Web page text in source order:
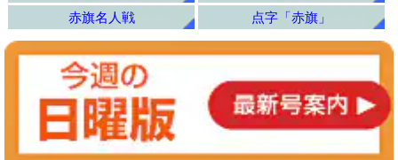
赤旗名人戦
点字「赤旗」